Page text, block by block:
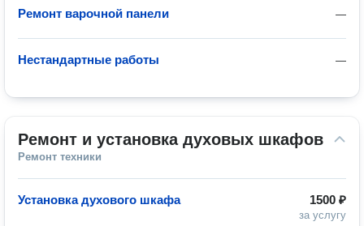
—
Ремонт варочной панели
—
Нестандартные работы
Ремонт и установка духовых шкафов
Ремонт техники
1500 ₽
за услугу
Установка духового шкафа